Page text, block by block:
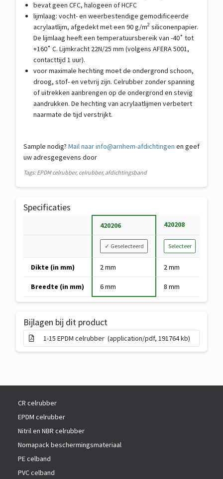
bevat geen CFC, halogeen of HCFC
lijmlaag: vocht- en weerbestendige gemodificeerde
acrylaatlijm, afgedekt met een 90 g/m2 siliconenpapier.
De lijmlaag heeft een temperatuursbereik van -40˚ tot
+160˚ C. Lijmkracht 22N/25 mm (volgens AFERA 5001,
contacttijd 1 uur).
voor maximale hechting moet de ondergrond schoon,
droog, stof- en vetvrij zijn. Celrubber zonder spanning
of uitrekken aanbrengen op de ondergrond en stevig
aandrukken. De hechting van acrylaatlijmen verbetert
naarmate de tijd verstrijkt.
Sample nodig? Mail naar info@arnhem-afdichtingen en geef
uw adresgegevens door
Tags: EPDM celrubber, celrubber, afdichtingsband
Specificaties
EPDM
c
i
i
c
t
i
e
420206 420208
r
a
k
i
e
z
✓ Geselecteerd Selecteer
Dikte (in mm) 2 mm 2 mm
Breedte (in mm) 6 mm 8 mm
Bijlagen bij dit product
1-15 EPDM celrubber (application/pdf, 191764 kb)
CR celrubber
EPDM celrubber
Nitril en NBR celrubber
Nomapack beschermingsmateriaal
PE celband
PVC celband